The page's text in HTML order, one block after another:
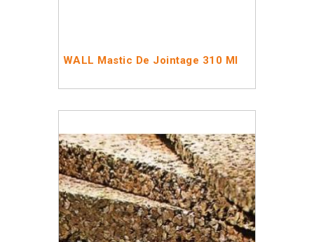
WALL Mastic De Jointage 310 Ml